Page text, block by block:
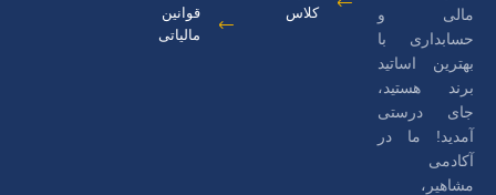
مالی و
حسابداری با
بهترین اساتید
برند هستید،
جای درستی
آمدید! ما در
آکادمی
مشاهیر،
کلاس
قوانین
مالیاتی